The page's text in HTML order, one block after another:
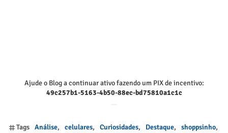
Ajude o Blog a continuar ativo fazendo um PIX de incentivo:
49c257b1-5163-4b50-88ec-bd75810a1c1c
Tags Análise celulares Curiosidades Destaque
shoppsinho